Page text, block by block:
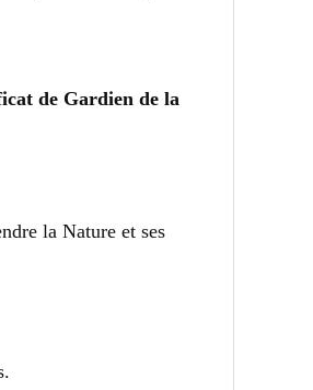
de Gardien de la
la Nature et ses